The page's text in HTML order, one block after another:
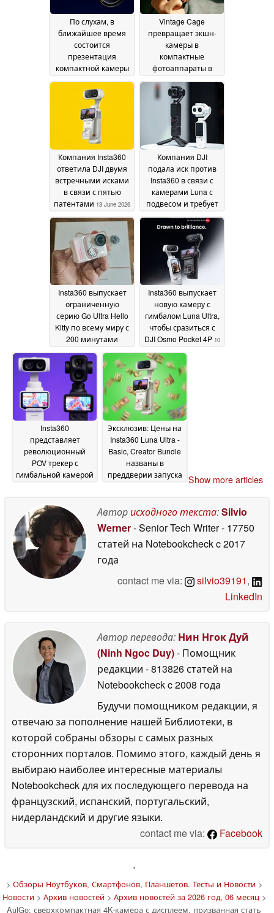
По слухам, в
ближайшее время
состоится
презентация
компактной камеры
Sony RX10 V с 25-
кратным зумом
2026
Vintage Cage
превращает экшн-
камеры в
компактные
фотоаппараты в
стиле ретро15 June
2026
Компания Insta360
ответила DJI двумя
встречными исками
в связи с пятью
патентами 13 June 2026
Компания DJI
подала иск против
Insta360 в связи с
камерами Luna с
подвесом и требует
запретить их
продажу в США
June 2026
Insta360 выпускает
ограниченную
серию Go Ultra Hello
Kitty по всему миру с
200 минутами
работы11 June 2026
Insta360 выпускает
новую камеру с
гимбалом Luna Ultra,
чтобы сразиться с
DJI Osmo Pocket 4P 10
June 2026
Insta360
представляет
революционный
POV трекер с
гимбальной камерой
04 June 2026
Эксклюзив: Цены на
Insta360 Luna Ultra -
Basic, Creator Bundle
названы в
преддверии запуска
Show more articles
Авторисходного текста:Silvio
Werner- Senior Tech Writer- 17750
статей на Notebookcheckc 2017
года
contact me via:
silvio39191,
LinkedIn
Автор перевода: Нин Нгок Дуй
(Ninh Ngoc Duy)- Помощник
редакции - 813826 статей на
Notebookcheckc 2008 года
Будучи помощником редакции, я
отвечаю за пополнение нашей Библиотеки, в
которой собраны обзоры с самых разных
сторонних порталов. Помимо этого, каждый день я
выбираю наиболее интересные материалы
Notebookcheck для их последующего перевода на
французский, испанский, португальский,
нидерландский и другие языки.
contact me via:
Facebook
'
> Обзоры Ноутбуков, Смартфонов, Планшетов. Тесты и Новости>
Новости> Архив новостей> Архив новостей за 2026 год, 06 месяц>
AulGo: сверхкомпактная 4K-камера с дисплеем, призванная стать